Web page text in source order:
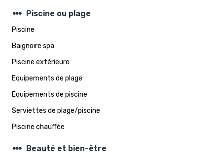
steppers Piscine ou plage
Piscine
Baignoire spa
Piscine extérieure
Equipements de plage
Equipements de piscine
Serviettes de plage/piscine
Piscine chauffée
steppers Beauté et bien-être